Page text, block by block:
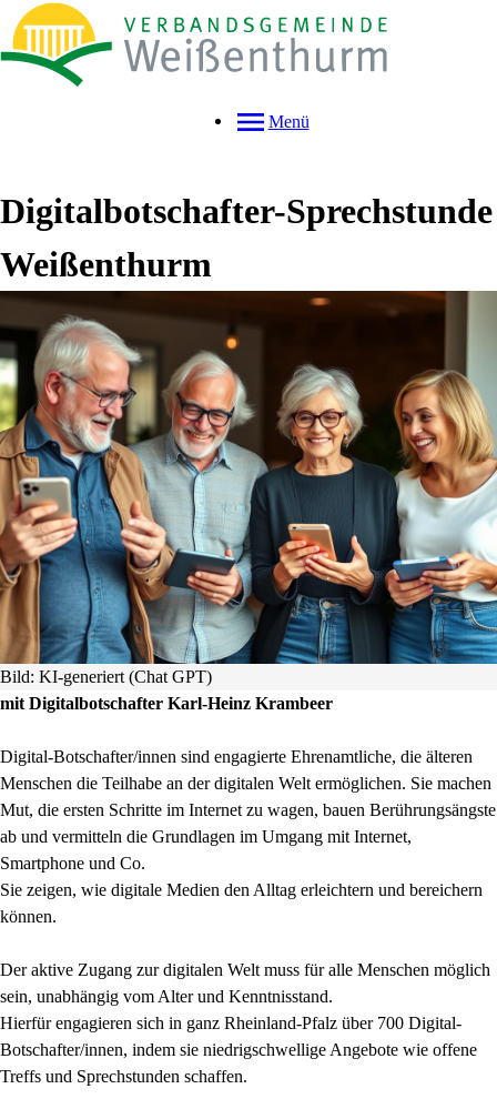
Menü
Digitalbotschafter-Sprechstunde
Weißenthurm
Bild: KI-generiert (Chat GPT)
mit Digitalbotschafter Karl-Heinz Krambeer
Digital-Botschafter/innen sind engagierte Ehrenamtliche, die älteren
Menschen die Teilhabe an der digitalen Welt ermöglichen. Sie machen
Mut, die ersten Schritte im Internet zu wagen, bauen Berührungsängste
ab und vermitteln die Grundlagen im Umgang mit Internet,
Smartphone und Co.
Sie zeigen, wie digitale Medien den Alltag erleichtern und bereichern
können.
Der aktive Zugang zur digitalen Welt muss für alle Menschen möglich
sein, unabhängig vom Alter und Kenntnisstand.
Hierfür engagieren sich in ganz Rheinland-Pfalz über 700 Digital-
Botschafter/innen, indem sie niedrigschwellige Angebote wie offene
Treffs und Sprechstunden schaffen.